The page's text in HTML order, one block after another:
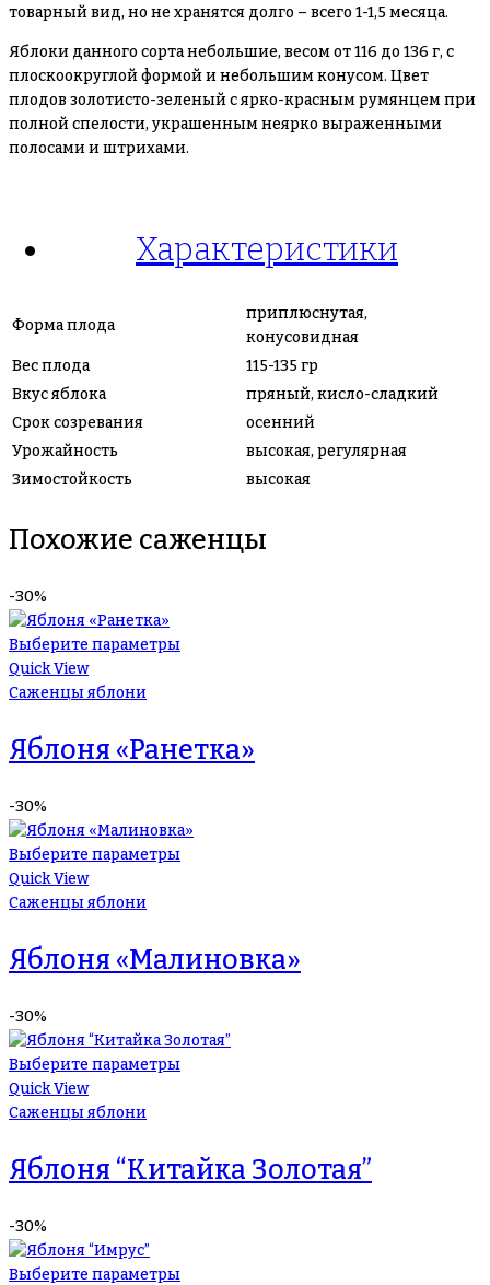
товарный вид, но не хранятся долго – всего 1-1,5 месяца.
Яблоки данного сорта небольшие, весом от 116 до 136 г, с
плоскоокруглой формой и небольшим конусом. Цвет
плодов золотисто-зеленый с ярко-красным румянцем при
полной спелости, украшенным неярко выраженными
полосами и штрихами.
Характеристики
Форма плода
приплюснутая,
конусовидная
Вес плода
115-135 гр
Вкус яблока
пряный, кисло-сладкий
Срок созревания
осенний
Урожайность
высокая, регулярная
Зимостойкость
высокая
Похожие саженцы
-30%
Выберите параметры
Quick View
Саженцы яблони
Яблоня «Ранетка»
-30%
Выберите параметры
Quick View
Саженцы яблони
Яблоня «Малиновка»
-30%
Выберите параметры
Quick View
Саженцы яблони
Яблоня “Китайка Золотая”
-30%
Выберите параметры